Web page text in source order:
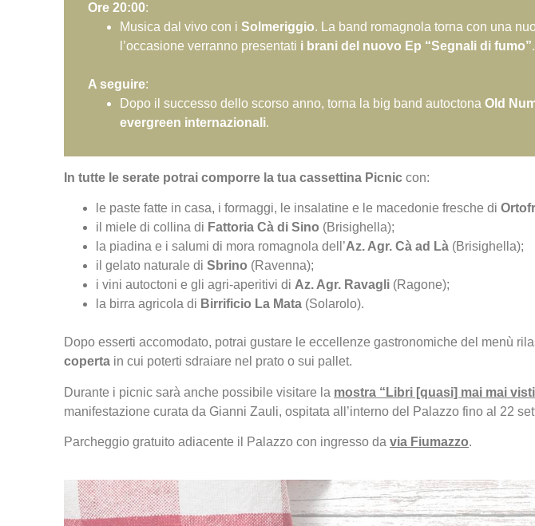
Ore 20:00:
Musica dal vivo con i Solmeriggio. La band romagnola torna con una
l’occasione verranno presentati i brani del nuovo Ep “Segnali di fumo”.
A seguire:
Dopo il successo dello scorso anno, torna la big band autoctona Old
evergreen internazionali.
In tutte le serate potrai comporre la tua cassettina Picnic con:
le paste fatte in casa, i formaggi, le insalatine e le macedonie fresche di
il miele di collina di Fattoria Cà di Sino (Brisighella);
la piadina e i salumi di mora romagnola dell’Az. Agr. Cà ad Là (Brisighella);
il gelato naturale di Sbrino (Ravenna);
i vini autoctoni e gli agri-aperitivi di Az. Agr. Ravagli (Ragone);
la birra agricola di Birrificio La Mata (Solarolo).
Dopo esserti accomodato, potrai gustare le eccellenze gastronomiche del menù
coperta in cui poterti sdraiare nel prato o sui pallet.
Durante i picnic sarà anche possibile visitare la mostra “Libri [quasi] mai mai visti
manifestazione curata da Gianni Zauli, ospitata all’interno del Palazzo fino al 22
Parcheggio gratuito adiacente il Palazzo con ingresso da via Fiumazzo.